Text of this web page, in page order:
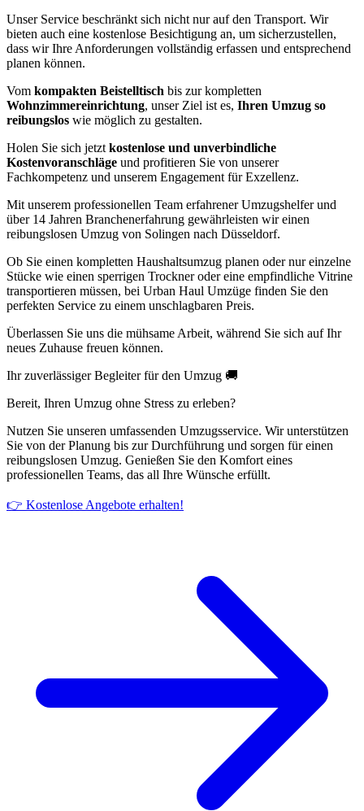
Unser Service beschränkt sich nicht nur auf den Transport. Wir
bieten auch eine kostenlose Besichtigung an, um sicherzustellen,
dass wir Ihre Anforderungen vollständig erfassen und entsprechend
planen können.
Vom kompakten Beistelltisch bis zur kompletten
Wohnzimmereinrichtung, unser Ziel ist es, Ihren Umzug so
reibungslos wie möglich zu gestalten.
Holen Sie sich jetzt kostenlose und unverbindliche
Kostenvoranschläge und profitieren Sie von unserer
Fachkompetenz und unserem Engagement für Exzellenz.
Mit unserem professionellen Team erfahrener Umzugshelfer und
über 14 Jahren Branchenerfahrung gewährleisten wir einen
reibungslosen Umzug von Solingen nach Düsseldorf.
Ob Sie einen kompletten Haushaltsumzug planen oder nur einzelne
Stücke wie einen sperrigen Trockner oder eine empfindliche Vitrine
transportieren müssen, bei Urban Haul Umzüge finden Sie den
perfekten Service zu einem unschlagbaren Preis.
Überlassen Sie uns die mühsame Arbeit, während Sie sich auf Ihr
neues Zuhause freuen können.
Ihr zuverlässiger Begleiter für den Umzug 🚚
Bereit, Ihren Umzug ohne Stress zu erleben?
Nutzen Sie unseren umfassenden Umzugsservice. Wir unterstützen
Sie von der Planung bis zur Durchführung und sorgen für einen
reibungslosen Umzug. Genießen Sie den Komfort eines
professionellen Teams, das all Ihre Wünsche erfüllt.
👉 Kostenlose Angebote erhalten!